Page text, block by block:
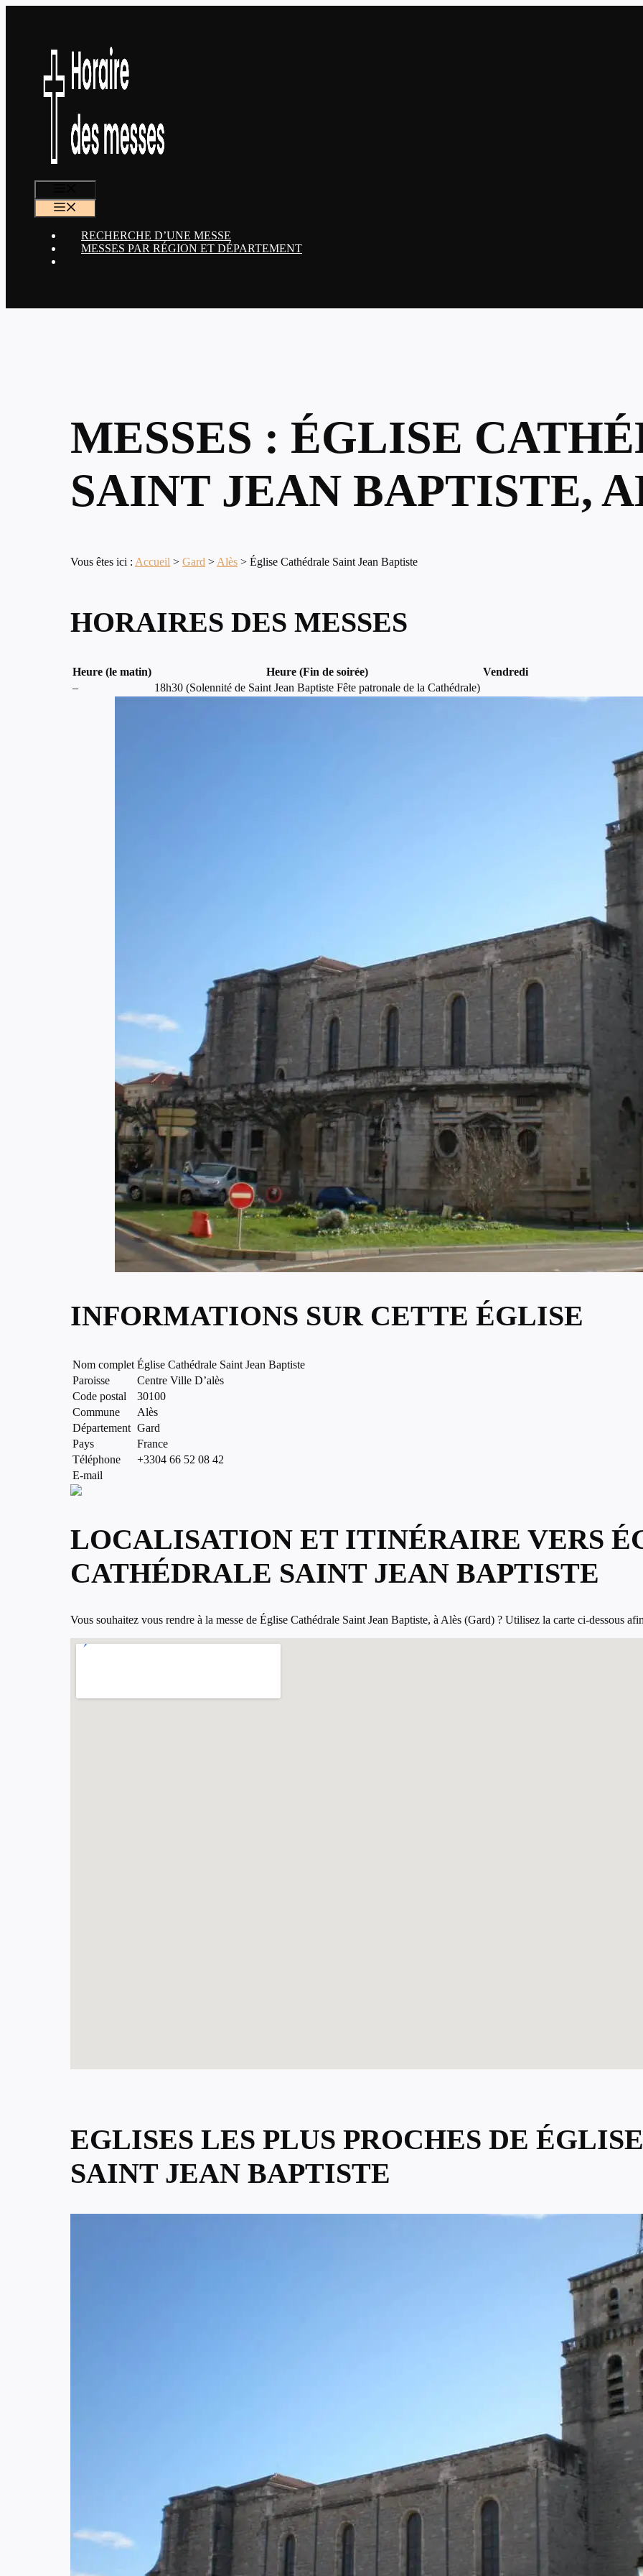
RECHERCHE D’UNE MESSE
MESSES PAR RÉGION ET DÉPARTEMENT
MESSES : ÉGLISE
SAINT JEAN BAPTISTE,
Vous êtes ici : Accueil > Gard > Alès > Église Cathédrale Saint Jean Baptiste
HORAIRES DES MESSES
Heure (le matin) Heure (Fin de soirée)
Vendredi
–
18h30 (Solennité de Saint Jean Baptiste Fête patronale de la Cathédrale)
INFORMATIONS SUR CETTE ÉGLISE
Nom complet Église Cathédrale Saint Jean Baptiste
Paroisse
Centre Ville D’alès
Code postal
30100
Commune
Alès
Département Gard
Pays
France
Téléphone
+3304 66 52 08 42
E-mail
LOCALISATION ET ITINÉRAIRE VERS
CATHÉDRALE SAINT JEAN BAPTISTE
Vous souhaitez vous rendre à la messe de Église Cathédrale Saint Jean Baptiste, à Alès (Gard) ? Utilisez la carte ci-dessous
EGLISES LES PLUS PROCHES DE
SAINT JEAN BAPTISTE